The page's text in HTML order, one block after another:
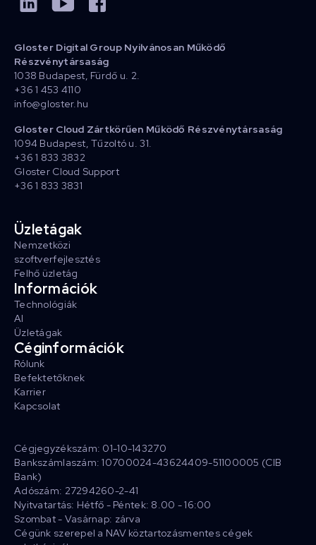
Gloster Digital Group Nyilvánosan Működő
Részvénytársaság
1038 Budapest, Fürdő u. 2.
+36 1 453 4110
info@gloster.hu
Gloster Cloud Zártkörűen Működő Részvénytársaság
1094 Budapest, Tűzoltó u. 31.
+36 1 833 3832
Gloster Cloud Support
+36 1 833 3831
Üzletágak
Nemzetközi
szoftverfejlesztés
Felhő üzletág
Információk
Technológiák
AI
Üzletágak
Céginformációk
Rólunk
Befektetőknek
Karrier
Kapcsolat
Cégjegyzékszám: 01-10-143270
Bankszámlaszám: 10700024-43624409-51100005 (CIB
Bank)
Adószám: 27294260-2-41
Nyitvatartás: Hétfő - Péntek: 8.00 - 16:00
Szombat - Vasárnap: zárva
Cégünk szerepel a NAV köztartozásmentes cégek